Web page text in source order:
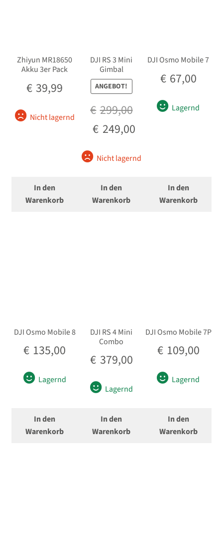
Schulterstütze / Rig
Stativzubehör
Second-Hand
Zhiyun MR18650
Akku 3er Pack
€ 39,99
Nicht lagernd
In den
Warenkorb
DJI RS 3 Mini
Gimbal
ANGEBOT!
€ 299,00
Ursprünglicher
war:
€299,00
€ 249,00Aktueller
€249,00.
Nicht lagernd
In den
Warenkorb
DJI Osmo Mobile 7
€ 67,00
Lagernd
In den
Warenkorb
DJI Osmo Mobile 8
€ 135,00
Lagernd
In den
Warenkorb
DJI RS 4 Mini
Combo
€ 379,00
Lagernd
In den
Warenkorb
DJI Osmo Mobile 7P
€ 109,00
Lagernd
In den
Warenkorb